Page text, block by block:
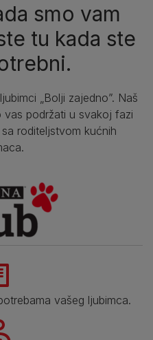
smo vam
tu kada ste
„Bolji zajedno”. Naš
podržati u svakoj fazi
roditeljstvom kućnih
vašeg ljubimca.